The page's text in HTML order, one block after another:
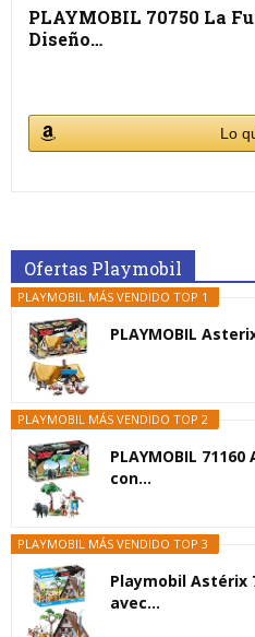
PLAYMOBIL 70750 La
Diseño…
Lo
Ofertas Playmobil
PLAYMOBIL MÁS VENDIDO TOP 1
PLAYMOBIL
PLAYMOBIL MÁS VENDIDO TOP 2
PLAYMOBIL
con...
PLAYMOBIL MÁS VENDIDO TOP 3
Playmobil Astérix
avec...